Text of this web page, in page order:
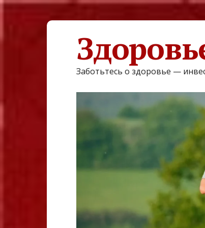
Заботьтесь о здоровье —